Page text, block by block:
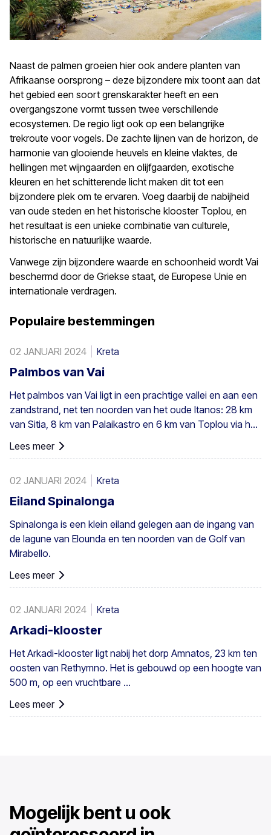
Naast de palmen groeien hier ook andere planten van
Afrikaanse oorsprong – deze bijzondere mix toont aan dat
het gebied een soort grenskarakter heeft en een
overgangszone vormt tussen twee verschillende
ecosystemen. De regio ligt ook op een belangrijke
trekroute voor vogels. De zachte lijnen van de horizon, de
harmonie van glooiende heuvels en kleine vlaktes, de
hellingen met wijngaarden en olijfgaarden, exotische
kleuren en het schitterende licht maken dit tot een
bijzondere plek om te ervaren. Voeg daarbij de nabijheid
van oude steden en het historische klooster Toplou, en
het resultaat is een unieke combinatie van culturele,
historische en natuurlijke waarde.
Vanwege zijn bijzondere waarde en schoonheid wordt Vai
beschermd door de Griekse staat, de Europese Unie en
internationale verdragen.
Populaire bestemmingen
02 JANUARI 2024 Kreta
Palmbos van Vai
Het palmbos van Vai ligt in een prachtige vallei en aan een
zandstrand, net ten noorden van het oude Itanos: 28 km
van Sitia, 8 km van Palaikastro en 6 km van Toplou via hun
en bestaat uit inheemse Theophrastus-palmen – de
heel Europa. Een voldoende groot bestand bestaat in
Preveli, met kleinere groepen elders, bijvoorbeeld bij Agios
Nikitas. De palm komt ook hier en daar voor op de
zuidwestelijke Egeïsche eilanden, Cyprus en in Turkije.
Lees meer
02 JANUARI 2024 Kreta
Eiland Spinalonga
Spinalonga is een klein eiland gelegen aan de ingang van
de lagune van Elounda en ten noorden van de Golf van
Mirabello.
Lees meer
02 JANUARI 2024 Kreta
Arkadi-klooster
Het Arkadi-klooster ligt nabij het dorp Amnatos, 23 km ten
oosten van Rethymno. Het is gebouwd op een hoogte van
500 m, op een vruchtbare ...
Lees meer
Mogelijk bent u ook